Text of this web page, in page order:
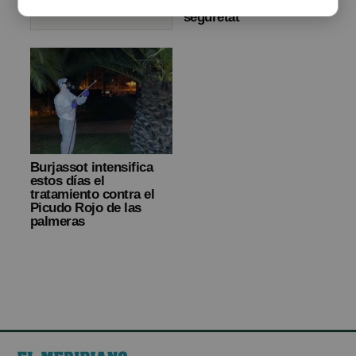
seguretat
Burjassot intensifica
estos días el
tratamiento contra el
Picudo Rojo de las
palmeras